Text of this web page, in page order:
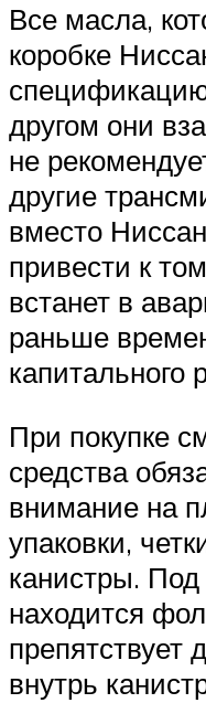
Все масла,
коробке
другом они
не
другие
вместо
привести к
встанет в
раньше
капитального
При покупке
средства
внимание на
упаковки,
канистры.
находится
препятствует
внутрь